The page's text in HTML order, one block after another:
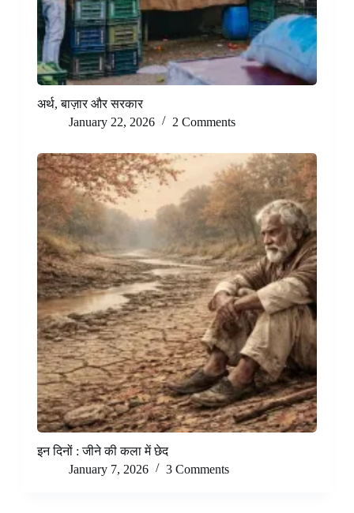
अर्थ, बाज़ार और सरकार
January 22, 2026
2 Comments
इन दिनों : जीने की कला में छेद
January 7, 2026
3 Comments